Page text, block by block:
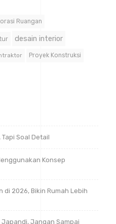
Ruangan
desain interior
Proyek Konstruksi
Soal Detail
Konsep
di 2026, Bikin Rumah Lebih
Jangan Sampai